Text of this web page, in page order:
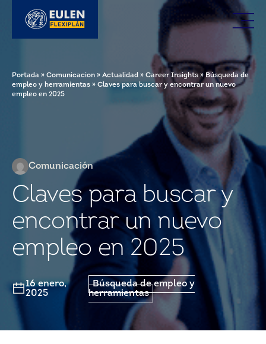
Portada » Comunicacion » Actualidad » Career Insights»Búsqueda de
empleo y herramientas » Claves para buscar y encontrar un nuevo
empleo en 2025
Comunicación
Claves para buscar y
encontrar un nuevo
empleo en 2025
16 enero,
2025
Búsqueda de empleo y
herramientas